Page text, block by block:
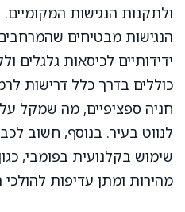
ולתקנות הנגישות
הנגישות מבטיחים שהמרחבים
ידידותיים לכיסאות גלגלים
כוללים בדרך כלל דרישות
חניה ספציפיים, מה שמקל
לנווט בעיר. בנוסף, חשוב
שימוש בקלנועית בפומבי,
מהירות ומתן עדיפות להולכי